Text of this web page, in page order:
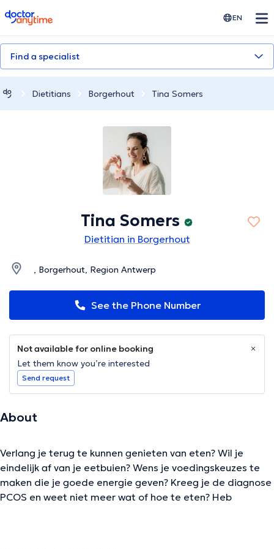
doctoranytime EN
Find a specialist
Dietitians Borgerhout Tina Somers
Tina Somers
Dietitian in Borgerhout
, Borgerhout, Region Antwerp
See the Phone Number
Not available for online booking
Let them know you’re interested
Send request
About
Verlang je terug te kunnen genieten van eten? Wil je
eindelijk af van je eetbuien? Wens je voedingskeuzes te
maken die je goede energie geven? Kreeg je de diagnose
PCOS en weet niet meer wat of hoe te eten? Heb